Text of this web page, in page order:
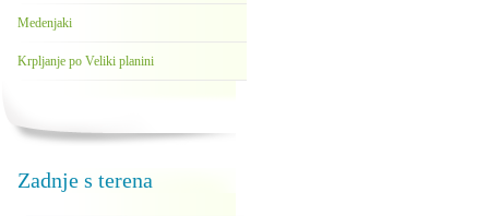
Medenjaki
Krpljanje po Veliki planini
Zadnje s terena